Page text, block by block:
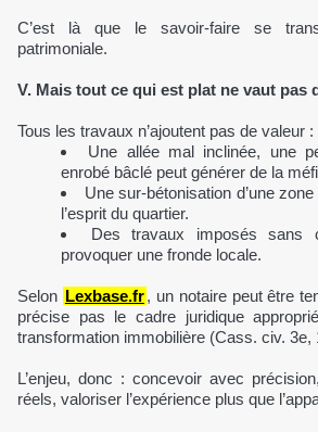
C’est là que le savoir-faire se
patrimoniale.
V. Mais tout ce qui est plat ne vaut pas
Tous les travaux n’ajoutent pas de valeur :
Une allée mal inclinée, une
enrobé bâclé peut générer de la
Une sur-bétonisation d’une
l’esprit du quartier.
Des travaux imposés sans
provoquer une fronde locale.
Selon Lexbase.fr, un notaire peut être
précise pas le cadre juridique
transformation immobilière (Cass. civ. 3e,
L’enjeu, donc : concevoir avec
réels, valoriser l’expérience plus que